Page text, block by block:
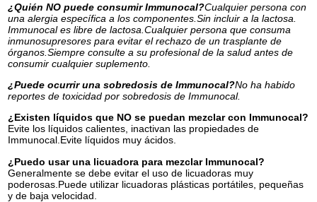
¿Quién NO puede consumir Immunocal?Cualquier persona con
una alergia específica a los componentes.Sin incluir a la lactosa.
Immunocal es libre de lactosa.Cualquier persona que consuma
inmunosupresores para evitar el rechazo de un trasplante de
órganos.Siempre consulte a su profesional de la salud antes de
consumir cualquier suplemento.
¿Puede ocurrir una sobredosis de Immunocal?No ha habido
reportes de toxicidad por sobredosis de Immunocal.
¿Existen líquidos que NO se puedan mezclar con Immunocal?
Evite los líquidos calientes, inactivan las propiedades de
Immunocal.Evite líquidos muy ácidos.
¿Puedo usar una licuadora para mezclar Immunocal?
Generalmente se debe evitar el uso de licuadoras muy
poderosas.Puede utilizar licuadoras plásticas portátiles, pequeñas
y de baja velocidad.